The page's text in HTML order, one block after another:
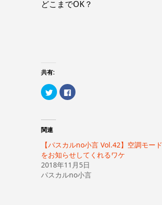
どこまでOK？
共有:
ク
リ
て
有
(新
し
い
ウ
ィ
ン
Facebook
で
リ
ッ
ク
し
て
く
だ
関連
【パスカルno小言 Vol.42】空調モード
をお知らせしてくれるワケ
2018年11月5日
パスカルno小言